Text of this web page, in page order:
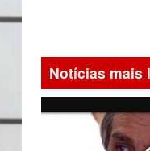
Notícias mais